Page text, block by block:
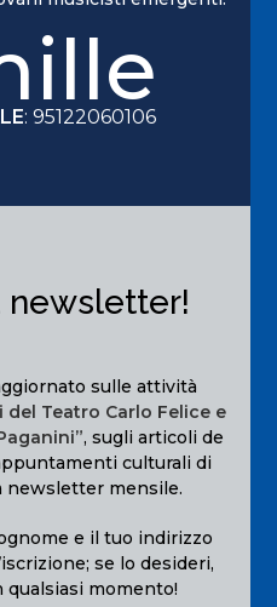
: 95122060106
newsletter!
sulle attività
del Teatro Carlo Felice e
, sugli articoli de
culturali di
newsletter mensile.
e il tuo indirizzo
se lo desideri,
momento!